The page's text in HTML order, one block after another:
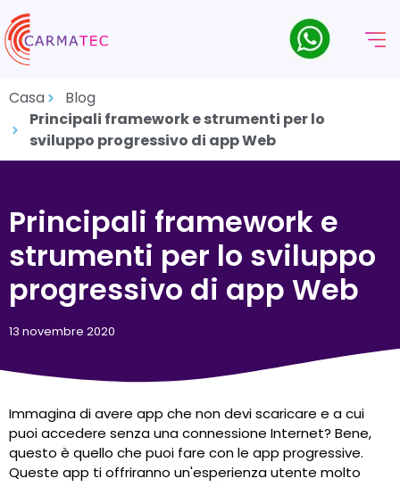
Casa
Blog
Principali framework e strumenti per lo
sviluppo progressivo di app Web
Principali framework e
strumenti per lo sviluppo
progressivo di app Web
13 novembre 2020
Immagina di avere app che non devi scaricare e a cui
puoi accedere senza una connessione Internet? Bene,
questo è quello che puoi fare con le app progressive.
Queste app ti offriranno un'esperienza utente molto